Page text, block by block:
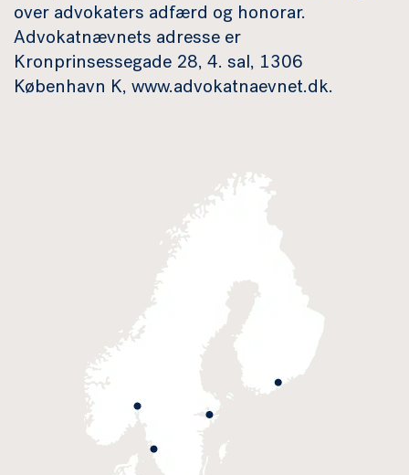
over advokaters adfærd og honorar.
Advokatnævnets adresse er
Kronprinsessegade 28, 4. sal, 1306
København K, www.advokatnaevnet.dk.